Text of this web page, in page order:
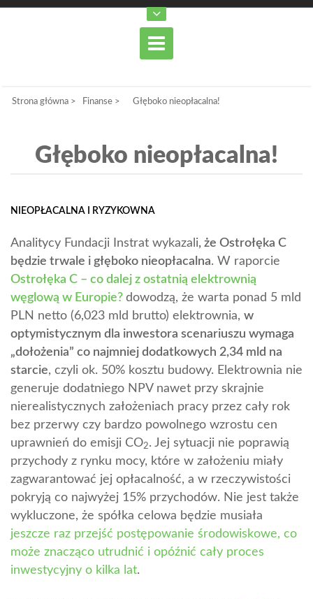
Strona główna > Finanse > Głęboko nieopłacalna!
Głęboko nieopłacalna!
NIEOPŁACALNA I RYZYKOWNA
Analitycy Fundacji Instrat wykazali, że Ostrołęka C
będzie trwale i głęboko nieopłacalna. W raporcie
Ostrołęka C – co dalej z ostatnią elektrownią
węglową w Europie? dowodzą, że warta ponad 5 mld
PLN netto (6,023 mld brutto) elektrownia, w
optymistycznym dla inwestora scenariuszu wymaga
„dołożenia” co najmniej dodatkowych 2,34 mld na
starcie, czyli ok. 50% kosztu budowy. Elektrownia nie
generuje dodatniego NPV nawet przy skrajnie
nierealistycznych założeniach pracy przez cały rok
bez przerwy czy bardzo powolnego wzrostu cen
uprawnień do emisji CO2. Jej sytuacji nie poprawią
przychody z rynku mocy, które w założeniu miały
zagwarantować jej opłacalność, a w rzeczywistości
pokryją co najwyżej 15% przychodów. Nie jest także
wykluczone, że spółka celowa będzie musiała
jeszcze raz przejść postępowanie środowiskowe, co
może znacząco utrudnić i opóźnić cały proces
inwestycyjny o kilka lat.